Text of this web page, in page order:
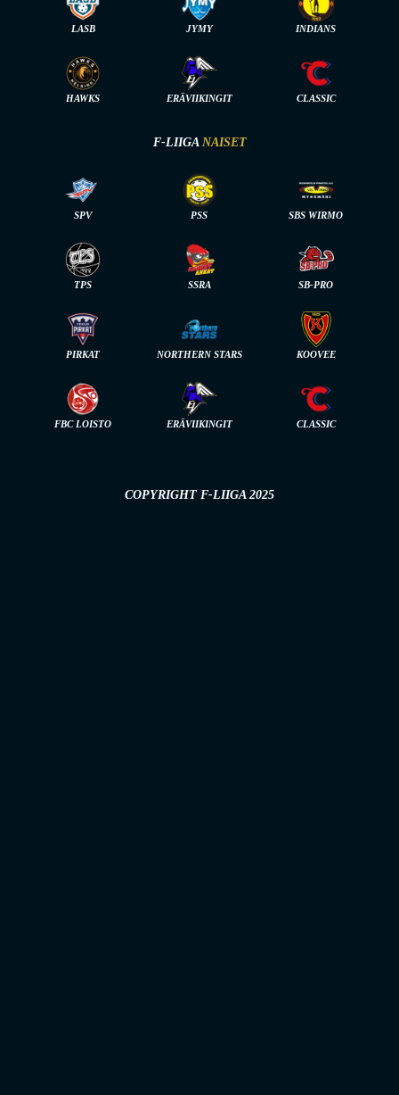
LASB JYMY INDIANS
HAWKS ERÄVIIKINGIT CLASSIC
F-LIIGA NAISET
SPV PSS SBS WIRMO
TPS SSRA SB-PRO
PIRKAT NORTHERN STARS KOOVEE
FBC LOISTO ERÄVIIKINGIT CLASSIC
COPYRIGHT F-LIIGA 2025